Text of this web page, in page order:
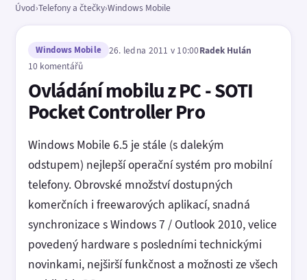
Úvod›Telefony a čtečky›Windows Mobile
Windows Mobile 26. ledna 2011 v 10:00Radek Hulán
10 komentářů
Ovládání mobilu z PC - SOTI
Pocket Controller Pro
Windows Mobile 6.5 je stále (s dalekým
odstupem) nejlepší operační systém pro mobilní
telefony. Obrovské množství dostupných
komerčních i freewarových aplikací, snadná
synchronizace s Windows 7 / Outlook 2010, velice
povedený hardware s posledními technickými
novinkami, nejširší funkčnost a možnosti ze všech